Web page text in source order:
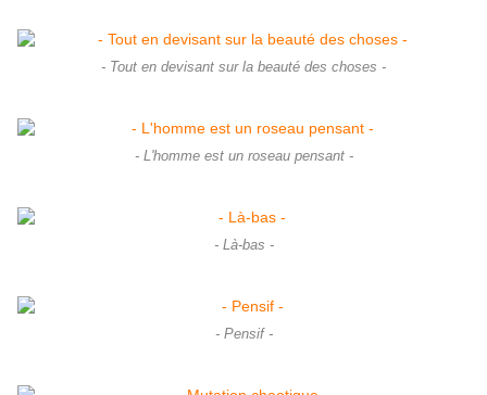
- Tout en devisant sur la beauté des choses -
- L'homme est un roseau pensant -
- Là-bas -
- Pensif -